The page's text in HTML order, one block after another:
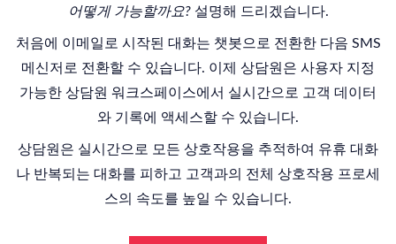
어떻게 가능할까요?설명해 드리겠습니다.
처음에 이메일로 시작된 대화는 챗봇으로 전환한 다음 SMS
메신저로 전환할 수 있습니다. 이제 상담원은 사용자 지정
가능한 상담원 워크스페이스에서 실시간으로 고객 데이터
와 기록에 액세스할 수 있습니다.
상담원은 실시간으로 모든 상호작용을 추적하여 유휴 대화
나 반복되는 대화를 피하고 고객과의 전체 상호작용 프로세
스의 속도를 높일 수 있습니다.